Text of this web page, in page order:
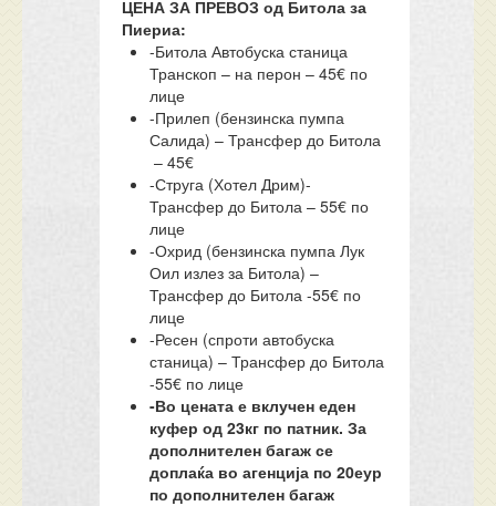
ЦЕНА ЗА ПРЕВОЗ од Битола за
Пиериа:
-Битола Автобуска станица
Транскоп – на перон – 45€ по
лице
-Прилеп (бензинска пумпа
Салида) – Трансфер до Битола
– 45€
-Струга (Хотел Дрим)-
Трансфер до Битола – 55€ по
лице
-Охрид (бензинска пумпа Лук
Оил излез за Битола) –
Трансфер до Битола -55€ по
лице
-Ресен (спроти автобуска
станица) – Трансфер до Битола
-55€ по лице
-Во цената е вклучен еден
куфер од 23кг по патник. За
дополнителен багаж се
доплаќа во агенција по 20еур
по дополнителен багаж